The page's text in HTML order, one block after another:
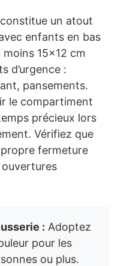
un atout
enfants en bas
15×12 cm
d’urgence :
pansements.
le compartiment
précieux lors
Vérifiez que
fermeture
ouvertures
: Adoptez
pour les
ou plus.